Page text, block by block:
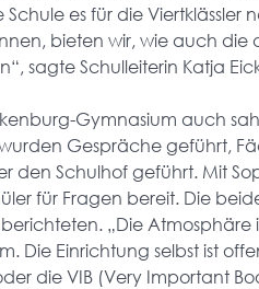
es für die Viertklässler
bieten wir, wie auch die
sagte Schulleiterin Katja
Gymnasium auch
Gespräche geführt,
den Schulhof geführt. Mit
für Fragen bereit. Die
„Die
Die Einrichtung selbst ist
die VIB (Very Important